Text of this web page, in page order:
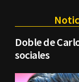
Doble de
sociales